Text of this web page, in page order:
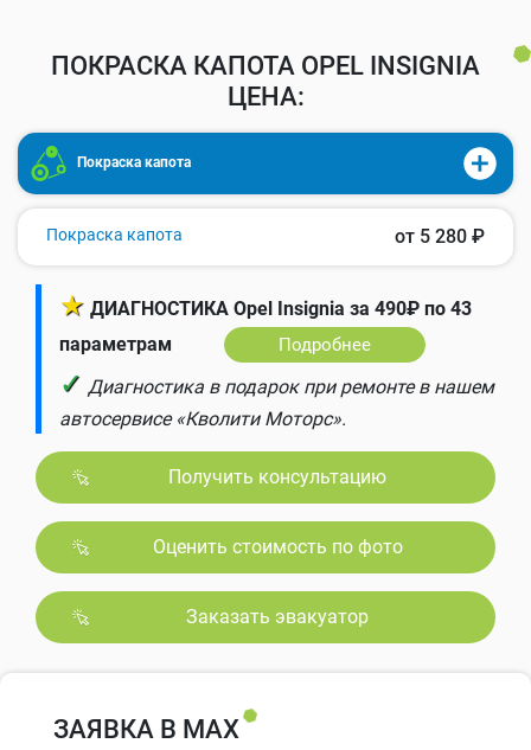
ПОКРАСКА КАПОТА OPEL INSIGNIA
ЦЕНА:
Покраска капота
Покраска капота от 5 280 ₽
★ ДИАГНОСТИКА Opel Insignia за 490₽ по 43
параметрам
Подробнее
✓ Диагностика в подарок при ремонте в нашем
автосервисе «Кволити Моторс».
Получить консультацию
Оценить стоимость по фото
Заказать эвакуатор
ЗАЯВКА В MAX